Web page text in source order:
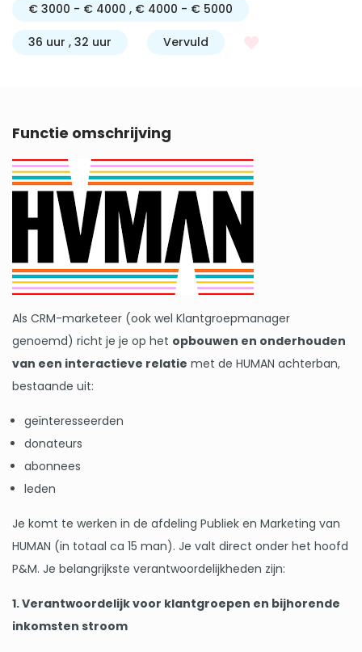
€ 3000 - € 4000 € 4000 - € 5000
36 uur 32 uur Vervuld
Functie omschrijving
Als CRM-marketeer (ook wel Klantgroepmanager
genoemd) richt je je op het opbouwen en onderhouden
van een interactieve relatie met de HUMAN achterban,
bestaande uit:
geïnteresseerden
donateurs
abonnees
leden
Je komt te werken in de afdeling Publiek en Marketing van
HUMAN (in totaal ca 15 man). Je valt direct onder het hoofd
P&M. Je belangrijkste verantwoordelijkheden zijn:
1. Verantwoordelijk voor klantgroepen en bijhorende
inkomsten stroom